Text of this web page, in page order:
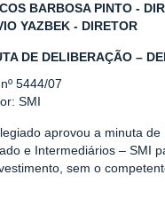
BARBOSA PINTO -
YAZBEK - DIRETOR
DE DELIBERAÇÃO –
5444/07
SMI
aprovou a minuta
e Intermediários – SMI
sem o